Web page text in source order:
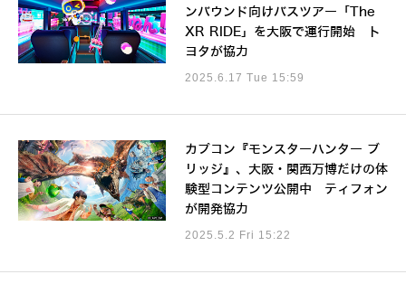
ンバウンド向けバスツアー「The
XR RIDE」を大阪で運行開始 ト
ヨタが協力
2025.6.17 Tue 15:59
カプコン『モンスターハンター ブ
リッジ』、大阪・関西万博だけの体
験型コンテンツ公開中 ティフォン
が開発協力
2025.5.2 Fri 15:22